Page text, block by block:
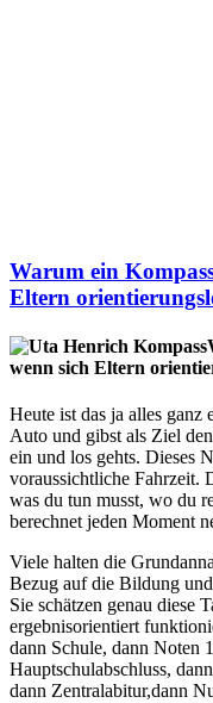
Warum ein
Eltern
wenn sich Eltern
Heute ist das ja alles
Auto und gibst als Ziel
ein und los gehts. Dieses
voraussichtliche Fahrzeit.
was du tun musst, wo du
berechnet jeden Moment
Viele halten die
Bezug auf die Bildung
Sie schätzen genau diese
ergebnisorientiert
dann Schule, dann Noten
Hauptschulabschluss,
dann Zentralabitur,dann